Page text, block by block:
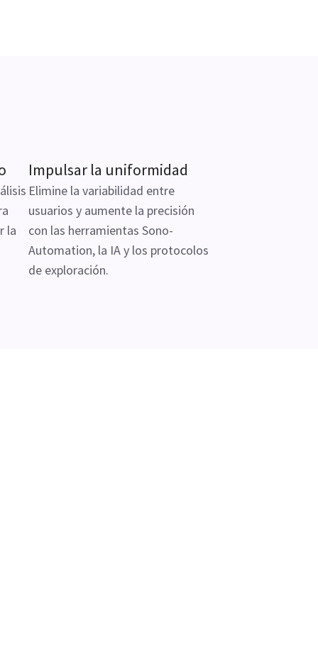
la
Impulsar la uniformidad
Elimine la variabilidad entre
usuarios y aumente la precisión
con las herramientas Sono-
Automation, la IA y los protocolos
de exploración.